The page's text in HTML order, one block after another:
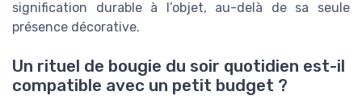
signification durable à l’objet, au-delà de sa seule
présence décorative.
Un rituel de bougie du soir quotidien est-il
compatible avec un petit budget ?